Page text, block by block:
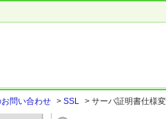
問い合わせ > SSL > サーバ証明書仕様